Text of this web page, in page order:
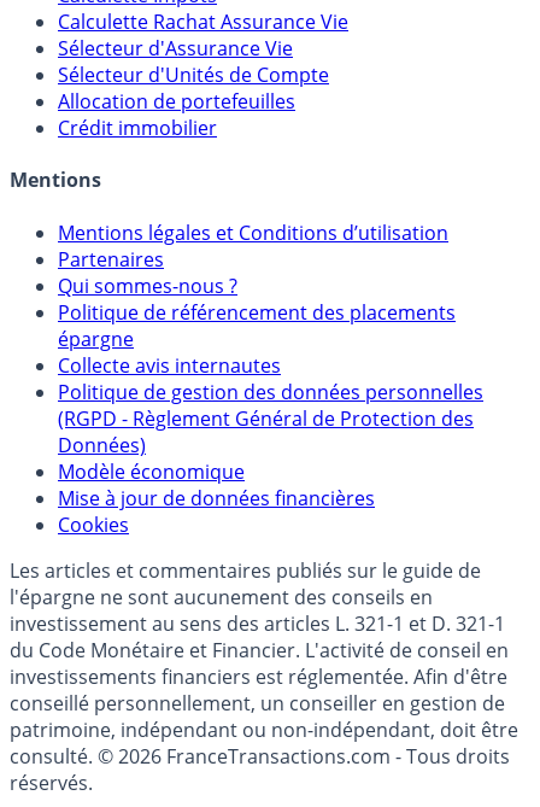
Calculette Impôts
Calculette Rachat Assurance Vie
Sélecteur d'Assurance Vie
Sélecteur d'Unités de Compte
Allocation de portefeuilles
Mentions légales et Conditions d’utilisation
Partenaires
Qui sommes-nous ?
Politique de référencement des placements
épargne
Collecte avis internautes
Politique de gestion des données personnelles
(RGPD - Règlement Général de Protection des
Données)
Modèle économique
Mise à jour de données financières
Cookies
Les articles et commentaires publiés sur le guide de
l'épargne ne sont aucunement des conseils en
investissement au sens des articles L. 321-1 et D. 321-1
du Code Monétaire et Financier. L'activité de conseil en
investissements financiers est réglementée. Afin d'être
conseillé personnellement, un conseiller en gestion de
patrimoine, indépendant ou non-indépendant, doit être
consulté. © 2026 FranceTransactions.com - Tous droits